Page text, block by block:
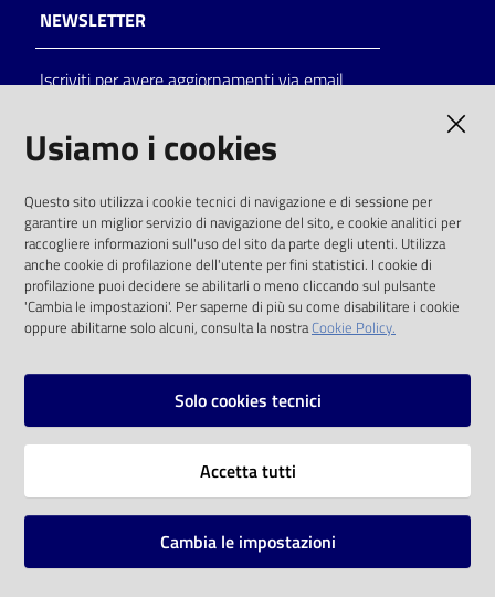
Catalogo
on line
Eventi
Chiedi al
bibliotecario
NEWSLETTER
Iscriviti per avere aggiornamenti via email
solo alle condizioni previste dalla direttiva
comunitaria 2003/98/CE e dal d.lgs. 36/2006
SOCIAL
Instagram
Vai alla pagina
Mappa del sito
Usiamo i cookies
Questo sito utilizza i cookie tecnici di navigazione e di sessione per
garantire un miglior servizio di navigazione del sito, e cookie analitici per
raccogliere informazioni sull'uso del sito da parte degli utenti. Utilizza
anche cookie di profilazione dell'utente per fini statistici. I cookie di
profilazione puoi decidere se abilitarli o meno cliccando sul pulsante
'Cambia le impostazioni'. Per saperne di più su come disabilitare i cookie
oppure abilitarne solo alcuni, consulta la nostraCookie Policy.
Solo cookies tecnici
Accetta tutti
Cambia le impostazioni